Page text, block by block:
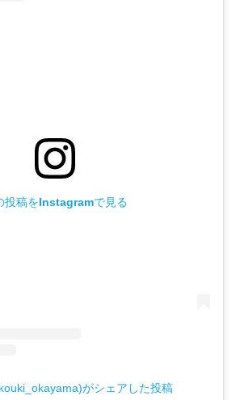
投稿をInstagramで見る
がシェアした投稿